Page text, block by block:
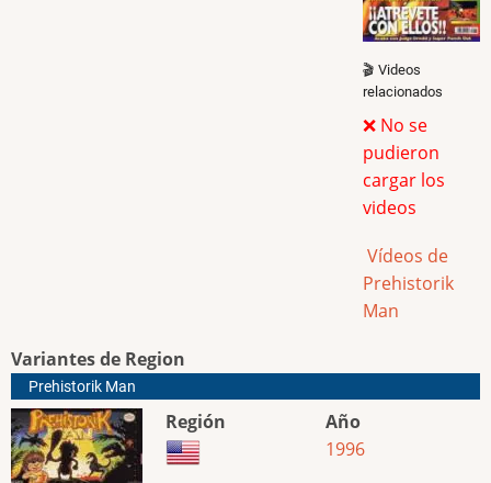
🎬 Videos
relacionados
❌ No se
pudieron
cargar los
videos
Vídeos de
Prehistorik
Man
Variantes de Region
Prehistorik Man
Región
Año
1996